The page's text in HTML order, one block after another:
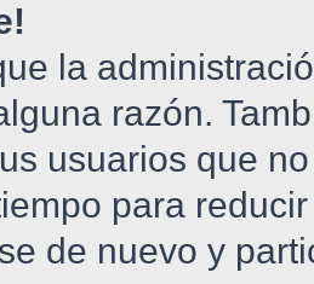
la
razón.
usuarios que
para
de nuevo y